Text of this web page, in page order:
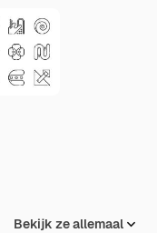
Bekijk ze allemaal